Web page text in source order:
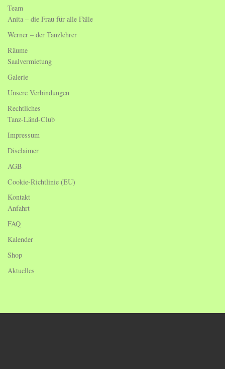
Team
Anita – die Frau für alle Fälle
Werner – der Tanzlehrer
Räume
Saalvermietung
Galerie
Unsere Verbindungen
Rechtliches
Tanz-Länd-Club
Impressum
Disclaimer
AGB
Cookie-Richtlinie (EU)
Kontakt
Anfahrt
FAQ
Kalender
Shop
Aktuelles